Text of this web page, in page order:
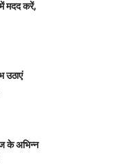
मदद करें,
उठाएं
के अभिन्न